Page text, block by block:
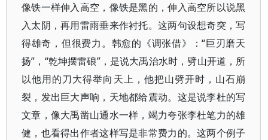
像铁一样伸入高空，像铁是黑的，伸入高空所以说黑
入太阴，再用雷雨垂来作衬托。这两句设想奇突，写
得雄奇，但很费力。韩愈的《调张借》：“巨刃磨天
扬”，“乾坤摆雷硠”，是说大禹治水时，劈山开道，所
以他用的刀大得举向天上，他把山劈开时，山石崩
裂，发出巨大声响，天地都给震动。这是说李杜的写
文章，像大禹凿山通水一样，竭力夸张李杜笔力的雄
健，也看得出作者这样写是非常费力的。这两个例子